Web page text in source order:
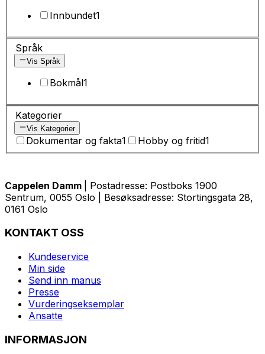
Innbundet1
Språk
Vis Språk
Bokmål1
Kategorier
Vis Kategorier
Dokumentar og fakta1 Hobby og fritid1
Cappelen Damm
| Postadresse: Postboks 1900
Sentrum, 0055 Oslo | Besøksadresse: Stortingsgata 28,
0161 Oslo
KONTAKT OSS
Kundeservice
Min side
Send inn manus
Presse
Vurderingseksemplar
Ansatte
INFORMASJON